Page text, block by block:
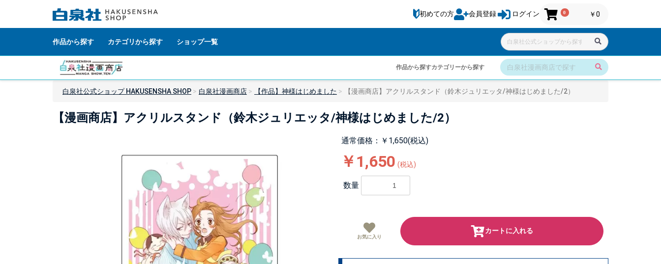
初めての方 会員登録 ログイン 0 ￥0
作品から探す カテゴリから探す ショップ一覧
作品から探すカテゴリーから探す
白泉社公式ショップ HAKUSENSHA SHOP 白泉社漫画商店 【作品】神様はじめました 【漫画商店】アクリルスタンド（鈴木ジュリエッタ/神様はじめました/2）
【漫画商店】アクリルスタンド（鈴木ジュリエッタ/神様はじめました/2）
通常価格：￥1,650(税込)
￥1,650 (税込)
お気に入り
カートに入れる
数量